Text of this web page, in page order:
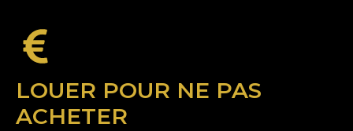
LOUER POUR NE PAS
ACHETER